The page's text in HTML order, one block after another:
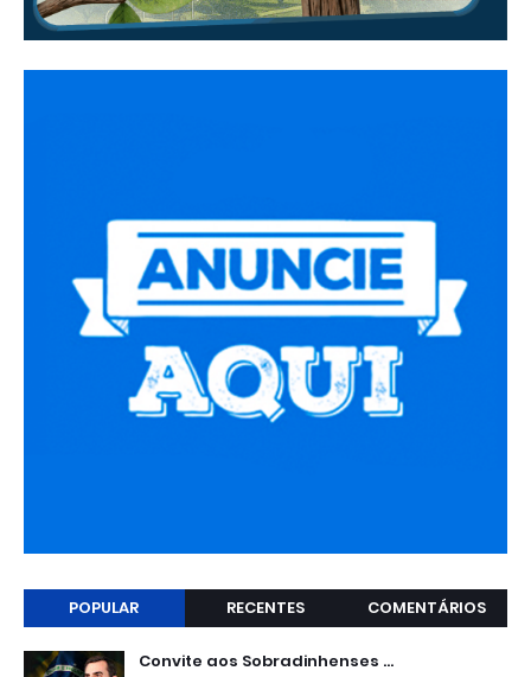
POPULAR RECENTES COMENTÁRIOS
Convite aos Sobradinhenses ...